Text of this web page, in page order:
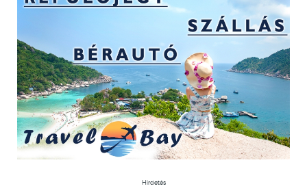
Hirdetés